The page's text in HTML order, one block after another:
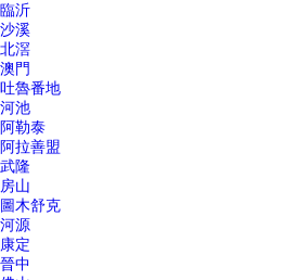
臨沂
沙溪
北滘
澳門
吐魯番地
河池
阿勒泰
阿拉善盟
武隆
房山
圖木舒克
河源
康定
晉中